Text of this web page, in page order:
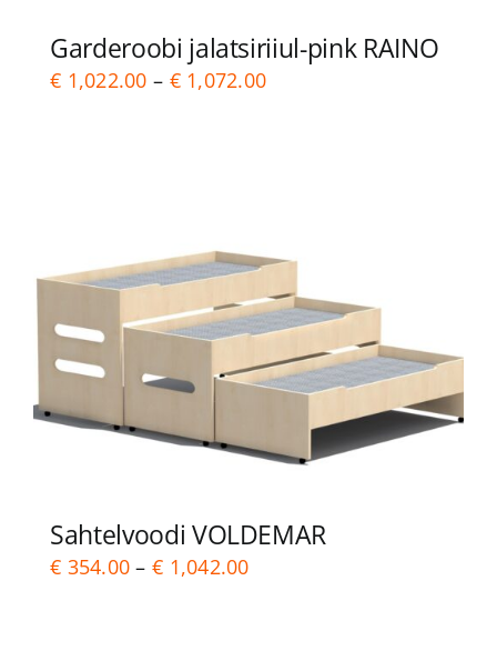
Garderoobi jalatsiriiul-pink RAINO
€ 1,022.00 – €1,072.00Price
Sahtelvoodi VOLDEMAR
€ 354.00 – € 1,042.00Price